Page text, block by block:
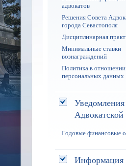
адвокатов
Решения Совета
города Севастополя
Дисциплинарная
Минимальные ставки
вознаграждений
Политика в
персональных данных
Годовые финансовые
Информация